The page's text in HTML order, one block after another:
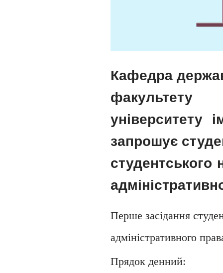
Кафедра
факультету
університету
запрошує
студентського
Перше засідання
адміністративного
Прядок денний: